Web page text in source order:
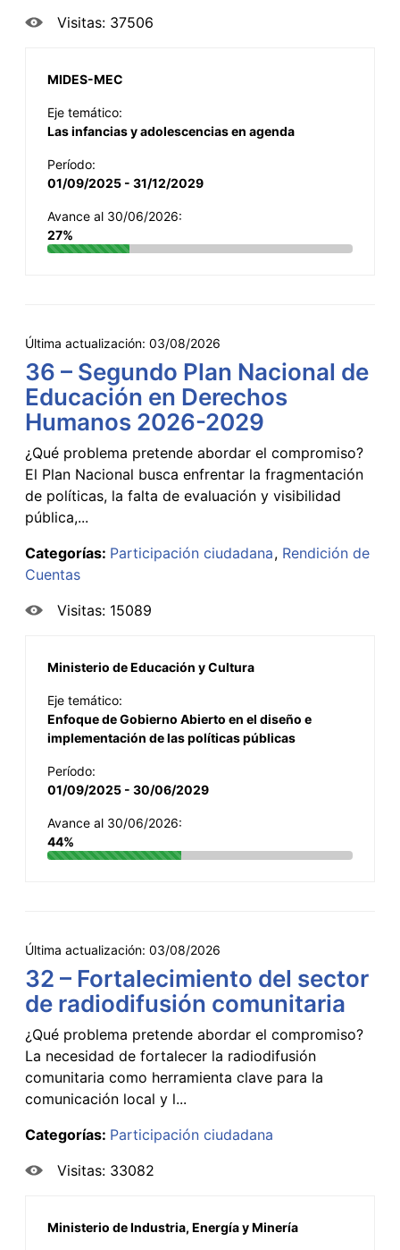
Visitas: 37506
MIDES-MEC
Eje temático:
Las infancias y adolescencias en agenda
Período:
01/09/2025 - 31/12/2029
Avance al 30/06/2026:
27%
Última actualización: 03/08/2026
36 – Segundo Plan Nacional de
Educación en Derechos
Humanos 2026-2029
¿Qué problema pretende abordar el compromiso?
El Plan Nacional busca enfrentar la fragmentación
de políticas, la falta de evaluación y visibilidad
pública,...
Categorías: Participación ciudadana Rendición de
Cuentas
Visitas: 15089
Ministerio de Educación y Cultura
Eje temático:
Enfoque de Gobierno Abierto en el diseño e
implementación de las políticas públicas
Período:
01/09/2025 - 30/06/2029
Avance al 30/06/2026:
44%
Última actualización: 03/08/2026
32 – Fortalecimiento del sector
de radiodifusión comunitaria
¿Qué problema pretende abordar el compromiso?
La necesidad de fortalecer la radiodifusión
comunitaria como herramienta clave para la
comunicación local y l...
Categorías: Participación ciudadana
Visitas: 33082
Ministerio de Industria, Energía y Minería